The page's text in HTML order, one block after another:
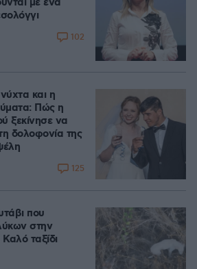
με ένα
102
και η
Πώς η
ξεκίνησε να
δολοφονία της
125
που
στην
ταξίδι